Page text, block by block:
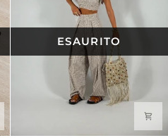
ESAURITO